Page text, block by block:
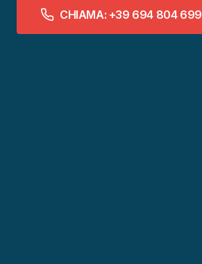
CHIAMA: +39 694 804 699